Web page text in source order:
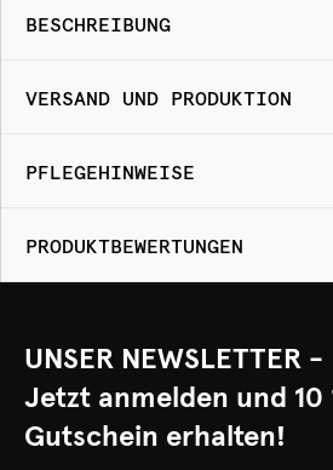
BESCHREIBUNG
VERSAND UND PRODUKTION
PFLEGEHINWEISE
PRODUKTBEWERTUNGEN
UNSER NEWSLETTER -
Jetzt anmelden und
Gutschein erhalten!